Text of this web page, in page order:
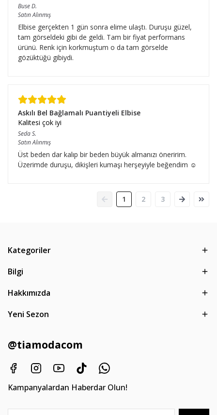
BuseD.
Satın Alınmış
Elbise gerçekten 1 gün sonra elime ulaştı. Duruşu güzel,
tam görseldeki gibi de geldi. Tam bir fiyat performans
ürünü. Renk için korkmuştum o da tam görselde
gözüktüğü gibiydi.
Askılı Bel Bağlamalı Puantiyeli Elbise
Kalitesi çok iyi
SedaS.
Satın Alınmış
Üst beden dar kalıp bir beden büyük almanızı öneririm.
Üzerimde duruşu, dikişleri kumaşı herşeyiyle beğendim ☺️
1 2 3
Kategoriler
Bilgi
Hakkımızda
Yeni Sezon
@tiamodacom
Kampanyalardan Haberdar Olun!